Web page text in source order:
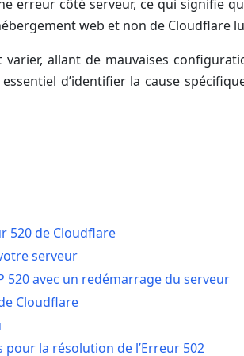
erreur côté serveur, ce qui signifie
web et non de Cloudflare
varier, allant de mauvaises
d’identifier la cause
520 de Cloudflare
serveur
520 avec un redémarrage du serveur
Cloudflare
la résolution de l’Erreur 502